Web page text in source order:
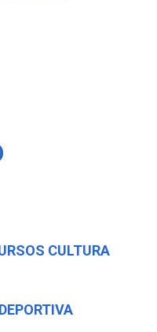
CULTURA